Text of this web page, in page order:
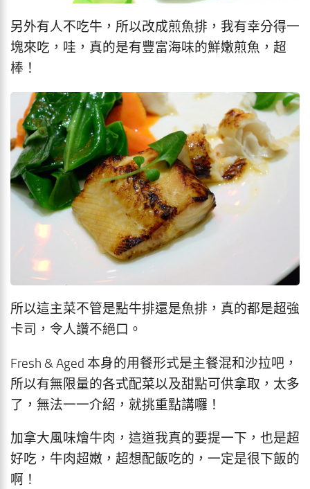
另外有人不吃牛，所以改成煎魚排，我有幸分得一
塊來吃，哇，真的是有豐富海味的鮮嫩煎魚，超
棒！
所以這主菜不管是點牛排還是魚排，真的都是超強
卡司，令人讚不絕口。
Fresh & Aged 本身的用餐形式是主餐混和沙拉吧，
所以有無限量的各式配菜以及甜點可供拿取，太多
了，無法一一介紹，就挑重點講囉！
加拿大風味燴牛肉，這道我真的要提一下，也是超
好吃，牛肉超嫩，超想配飯吃的，一定是很下飯的
啊！